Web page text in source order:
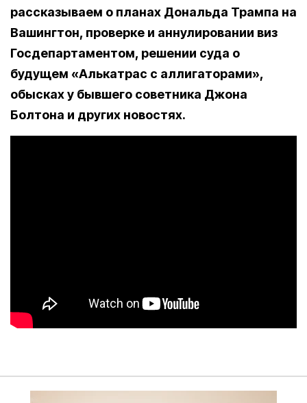
рассказываем о планах Дональда Трампа на
Вашингтон, проверке и аннулировании виз
Госдепартаментом, решении суда о
будущем «Алькатрас с аллигаторами»,
обысках у бывшего советника Джона
Болтона и других новостях.